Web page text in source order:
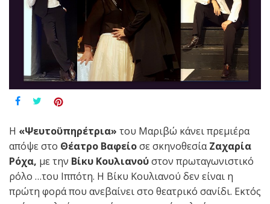
Η «Ψευτοϋπηρέτρια» του Μαριβώ κάνει πρεμιέρα
απόψε στο Θέατρο Βαφείοσε σκηνοθεσίαΖαχαρία
Ρόχα, με την Βίκυ Κουλιανούστον πρωταγωνιστικό
ρόλο …του Ιππότη. Η Βίκυ Κουλιανού δεν είναι η
πρώτη φορά που ανεβαίνει στο θεατρικό σανίδι. Εκτός